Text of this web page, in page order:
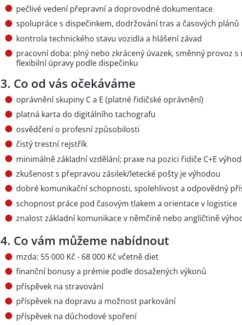
pečlivé vedení přepravní a doprovodné dokumentace
spolupráce s dispečinkem, dodržování tras a časových plánů
kontrola technického stavu vozidla a hlášení závad
pracovní doba: plný nebo zkrácený úvazek, směnný provoz
flexibilní úpravy podle dispečinku
3. Co od vás očekáváme
oprávnění skupiny C a E (platné řidičské oprávnění)
platná karta do digitálního tachografu
osvědčení o profesní způsobilosti
čistý trestní rejstřík
minimálně základní vzdělání; praxe na pozici řidiče C+E
zkušenost s přepravou zásilek/letecké pošty je výhodou
dobré komunikační schopnosti, spolehlivost a odpovědný
schopnost práce pod časovým tlakem a orientace v logistice
znalost základní komunikace v němčině nebo angličtině
4. Co vám můžeme nabídnout
mzda: 55 000 Kč - 68 000 Kč včetně diet
finanční bonusy a prémie podle dosažených výkonů
příspěvek na stravování
příspěvek na dopravu a možnost parkování
příspěvek na důchodové spoření